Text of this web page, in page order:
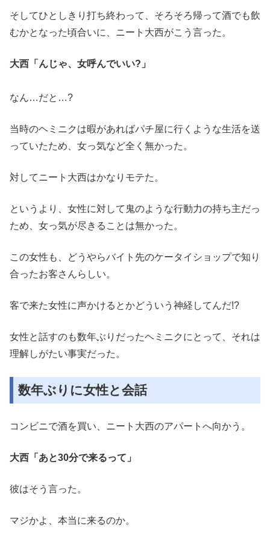
そしてひとしきり打ち終わって、そろそろ帰って酒でも飲
むかとなった頃合いに、ニート大西がこう言った。
大西「んじゃ、女呼んでいい?」
なん…だと…?
当時のヘミニクは暇があればパチ屋に行くような生活を送
っていたため、女っ気など全く無かった。
対してニート大西はかなりモテた。
というより、女性に対して鬼のような行動力の持ち主だっ
ため、女っ気が尽きることは無かった。
この女性も、どうやらバイト先のケータイショップで知り
合ったお客さんらしい。
客で来た女性に声かけるとかどういう神経してんだ!?
女性と話すのも数年ぶりだったヘミニクにとって、それは
理解しがたい事実だった。
数年ぶりに女性と会話
コンビニで酒を買い、ニート大西のアパートへ向かう。
大西「あと30分で来るって」
彼はそう言った。
マジかよ、本当に来るのか。